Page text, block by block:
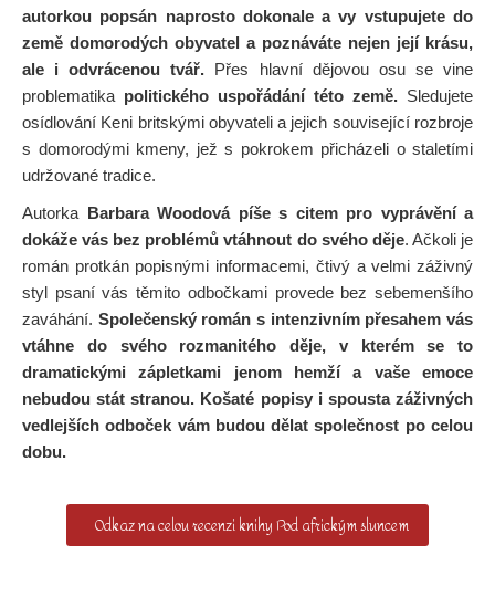
autorkou popsán naprosto dokonale a vy vstupujete do
země domorodých obyvatel a poznáváte nejen její krásu,
ale i odvrácenou tvář. Přes hlavní dějovou osu se vine
problematika politického uspořádání této země. Sledujete
osídlování Keni britskými obyvateli a jejich související rozbroje
s domorodými kmeny, jež s pokrokem přicházeli o staletími
udržované tradice.
Autorka Barbara Woodová píše s citem pro vyprávění a
dokáže vás bez problémů vtáhnout do svého děje. Ačkoli je
román protkán popisnými informacemi, čtivý a velmi záživný
styl psaní vás těmito odbočkami provede bez sebemenšího
zaváhání. Společenský román s intenzivním přesahem vás
vtáhne do svého rozmanitého děje, v kterém se to
dramatickými zápletkami jenom hemží a vaše emoce
nebudou stát stranou. Košaté popisy i spousta záživných
vedlejších odboček vám budou dělat společnost po celou
dobu.
Odkaz na celou recenzi knihy Pod africkým sluncem